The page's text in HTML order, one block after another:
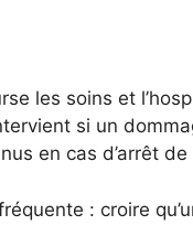
les soins et
si un
en cas d’arrêt de
: croire